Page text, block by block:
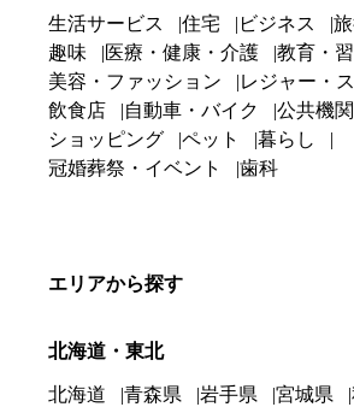
生活サービス 住宅 ビジネス
趣味
医療・健康・介護
教育・
美容・ファッション
レジャー・
飲食店
自動車・バイク
公共機
ショッピング
ペット
暮らし
冠婚葬祭・イベント
歯科
エリアから探す
北海道・東北
北海道 青森県 岩手県 宮城県